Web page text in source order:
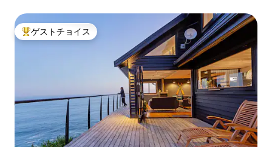
大好評のゲストチョイスです。
ゲストチョイス